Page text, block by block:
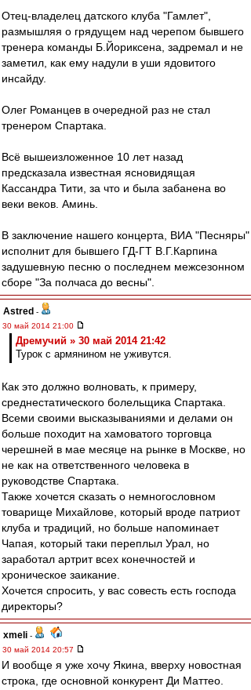
Отец-владелец датского клуба "Гамлет",
размышляя о грядущем над черепом бывшего
тренера команды Б.Йориксена, задремал и не
заметил, как ему надули в уши ядовитого
инсайду.
Олег Романцев в очередной раз не стал
тренером Спартака.
Всё вышеизложенное 10 лет назад
предсказала известная ясновидящая
Кассандра Тити, за что и была забанена во
веки веков. Аминь.
В заключение нашего концерта, ВИА "Песняры"
исполнит для бывшего ГД-ГТ В.Г.Карпина
задушевную песню о последнем межсезонном
сборе "За полчаса до весны".
Astred -
30 май 2014 21:00
Дремучий » 30 май 2014 21:42
Турок с армянином не уживутся.
Как это должно волновать, к примеру,
среднестатического болельщика Спартака.
Всеми своими высказываниями и делами он
больше походит на хамоватого торговца
черешней в мае месяце на рынке в Москве, но
не как на ответственного человека в
руководстве Спартака.
Также хочется сказать о немногословном
товарище Михайлове, который вроде патриот
клуба и традиций, но больше напоминает
Чапая, который таки переплыл Урал, но
заработал артрит всех конечностей и
хроническое заикание.
Хочется спросить, у вас совесть есть господа
директоры?
xmeli -
30 май 2014 20:57
И вообще я уже хочу Якина, вверху новостная
строка, где основной конкурент Ди Маттео.